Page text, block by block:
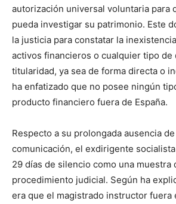
autorización universal voluntaria para
pueda investigar su patrimonio. Este
la justicia para constatar la
activos financieros o cualquier tipo de
titularidad, ya sea de forma directa o
ha enfatizado que no posee ningún
producto financiero fuera de España.
Respecto a su prolongada ausencia
comunicación, el exdirigente
29 días de silencio como una muestra
procedimiento judicial. Según ha
era que el magistrado instructor fuera